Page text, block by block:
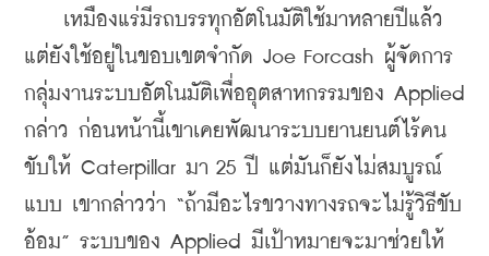
เหมืองแร่มีรถบรรทุกอัตโนมัติใช้มาหลายปีแล้ว
แต่ยังใช้อยู่ในขอบเขตจำกัด Joe Forcash ผู้จัดการ
กลุ่มงานระบบอัตโนมัติเพื่ออุตสาหกรรมของ Applied
กล่าว ก่อนหน้านี้เขาเคยพัฒนาระบบยานยนต์ไร้คน
ขับให้ Caterpillar มา 25 ปี แต่มันก็ยังไม่สมบูรณ์
แบบ เขากล่าวว่า “ถ้ามีอะไรขวางทางรถจะไม่รู้วิธีขับ
อ้อม” ระบบของ Applied มีเป้าหมายจะมาช่วยให้